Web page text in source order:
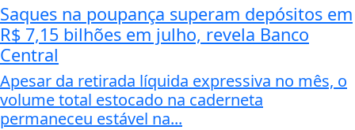
Saques na poupança superam depósitos em
R$ 7,15 bilhões em julho, revela Banco
Central
Apesar da retirada líquida expressiva no mês, o
volume total estocado na caderneta
permaneceu estável na...